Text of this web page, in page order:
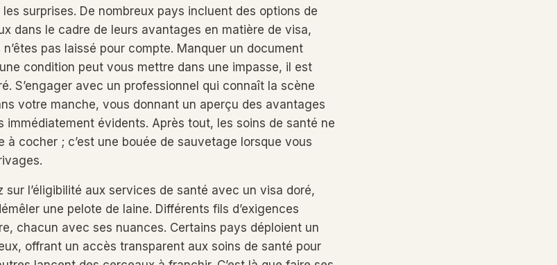
surprises. De nombreux pays incluent des options de
dans le cadre de leurs avantages en matière de visa,
pas laissé pour compte. Manquer un document
condition peut vous mettre dans une impasse, il est
S’engager avec un professionnel qui connaît la scène
votre manche, vous donnant un aperçu des avantages
immédiatement évidents. Après tout, les soins de santé ne
à cocher ; c’est une bouée de sauvetage lorsque vous
sur l’éligibilité aux services de santé avec un visa doré,
une pelote de laine. Différents fils d’exigences
chacun avec ses nuances. Certains pays déploient un
offrant un accès transparent aux soins de santé pour